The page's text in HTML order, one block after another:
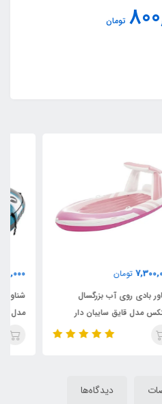
تومان
8,900,000
شناور بادی روی آب تکنفره اینتکس
مدل ریور ران پرو
دیدگاه‌ها